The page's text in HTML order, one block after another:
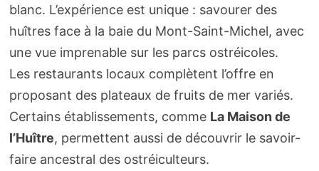
blanc. L’expérience est unique : savourer des
huîtres face à la baie du Mont-Saint-Michel, avec
une vue imprenable sur les parcs ostréicoles.
Les restaurants locaux complètent l’offre en
proposant des plateaux de fruits de mer variés.
Certains établissements, comme La Maison de
l’Huître, permettent aussi de découvrir le savoir-
faire ancestral des ostréiculteurs.